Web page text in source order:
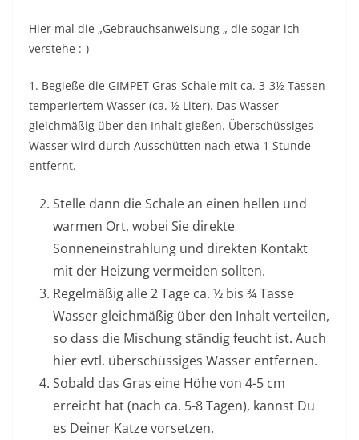
Hier mal die „Gebrauchsanweisung „ die sogar ich
verstehe :-)
1. Begieße die GIMPET Gras-Schale mit ca. 3-3½ Tassen
temperiertem Wasser (ca. ½ Liter). Das Wasser
gleichmäßig über den Inhalt gießen. Überschüssiges
Wasser wird durch Ausschütten nach etwa 1 Stunde
entfernt.
Stelle dann die Schale an einen hellen und
warmen Ort, wobei Sie direkte
Sonneneinstrahlung und direkten Kontakt
mit der Heizung vermeiden sollten.
Regelmäßig alle 2 Tage ca. ½ bis ¾ Tasse
Wasser gleichmäßig über den Inhalt verteilen,
so dass die Mischung ständig feucht ist. Auch
hier evtl. überschüssiges Wasser entfernen.
Sobald das Gras eine Höhe von 4-5 cm
erreicht hat (nach ca. 5-8 Tagen), kannst Du
es Deiner Katze vorsetzen.